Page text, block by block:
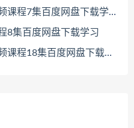
程7集百度网盘下载学习
8集百度网盘下载学习
程18集百度网盘下载学习